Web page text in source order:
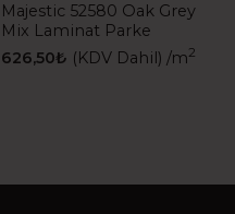
Majestic 52580 Oak Grey
Mix Laminat Parke
626,50₺ (KDV Dahil) /m2